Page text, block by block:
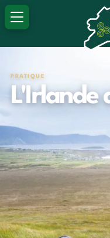
PRATIQUE
L'Irlande